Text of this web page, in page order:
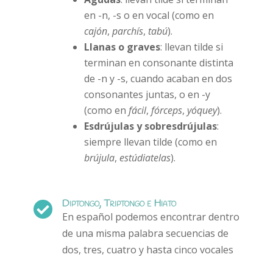
en -n, -s o en vocal (como en
cajón, parchís, tabú).
Llanas o graves: llevan tilde si
terminan en consonante distinta
de -n y -s, cuando acaban en dos
consonantes juntas, o en -y
(como en fácil, fórceps, yóquey).
Esdrújulas y sobresdrújulas:
siempre llevan tilde (como en
brújula, estúdiatelas).
 Diptongo, Triptongo e Hiato
En español podemos encontrar dentro
de una misma palabra secuencias de
dos, tres, cuatro y hasta cinco vocales